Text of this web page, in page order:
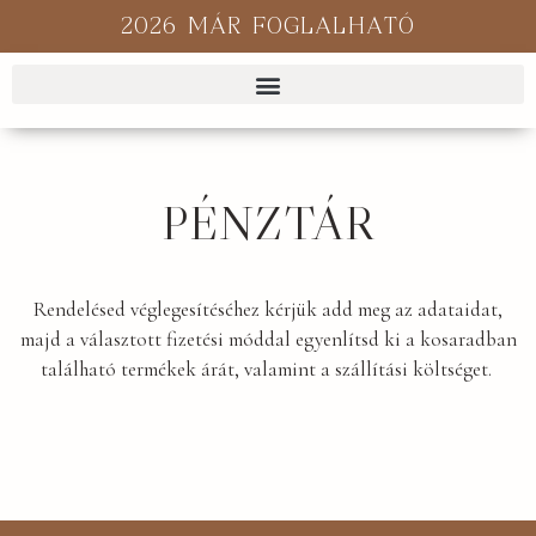
2026 MÁR FOGLALHATÓ
PÉNZTÁR
Rendelésed véglegesítéséhez kérjük add meg az adataidat,
majd a választott fizetési móddal egyenlítsd ki a kosaradban
található termékek árát, valamint a szállítási költséget.